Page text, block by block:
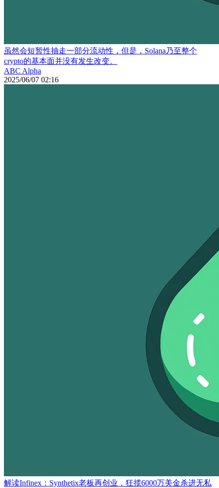
虽然会短暂性抽走一部分流动性，但是，Solana乃至整个
crypto的基本面并没有发生改变。
ABC Alpha
2025/06/07 02:16
解读Infinex：Synthetix老板再创业，狂揽6000万美金杀进无私